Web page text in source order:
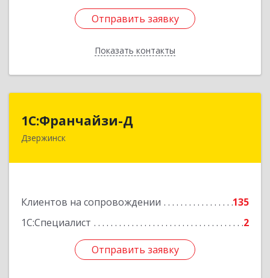
Отправить заявку
Показать контакты
Отправить заявку
Назад
1С:Франчайзи-Д
Дзержинск
Клиентов на сопровождении
135
1С:Специалист
2
Отправить заявку
606025, Нижегородская обл, Дзержинск г,
Отправить заявку